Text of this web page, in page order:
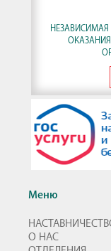
НЕЗАВИСИМАЯ
Меню
О НАС